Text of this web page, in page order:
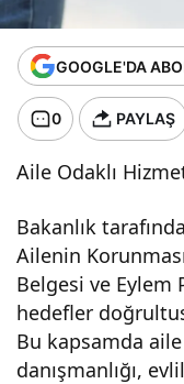
GOOGLE'DA
0 PAYLAŞ
Aile Odaklı
Bakanlık
Ailenin
Belgesi ve Eylem
hedefler
Bu kapsamda
danışmanlığı,